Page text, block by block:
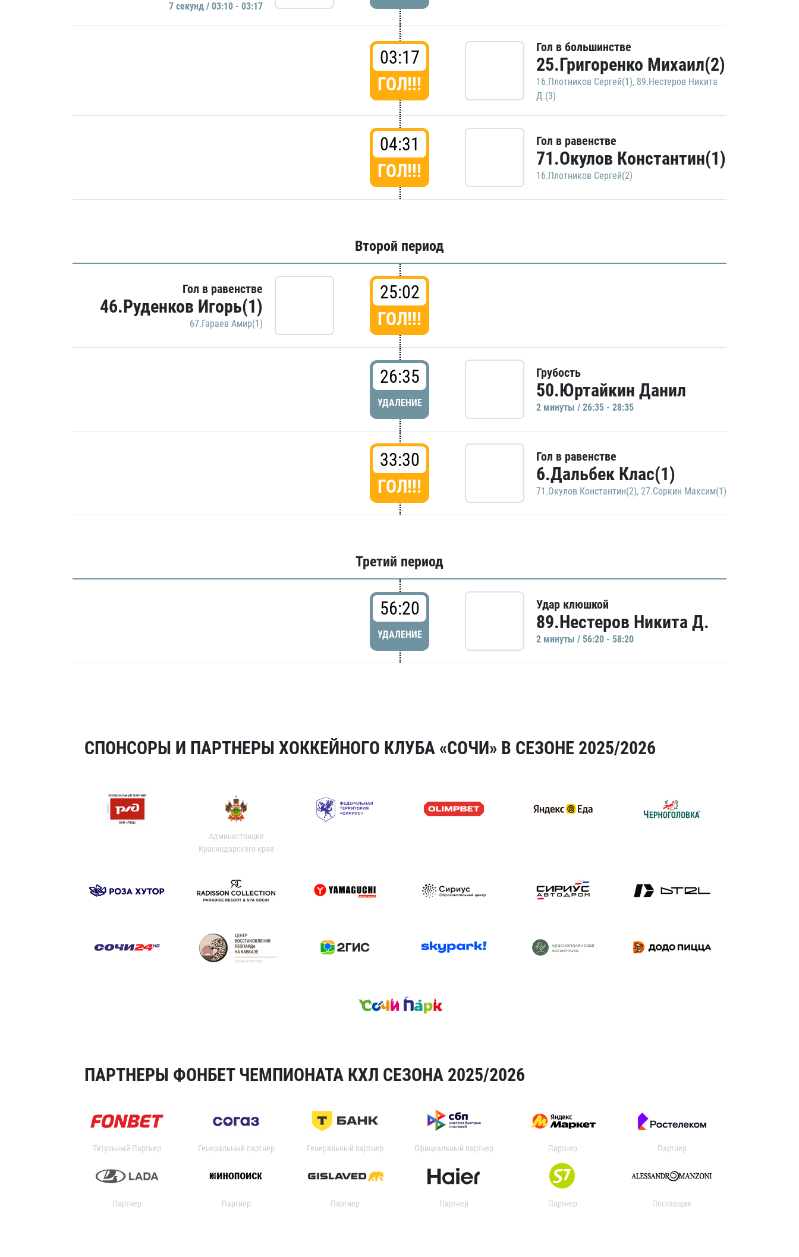
7 секунд / 03:10 - 03:17
03:17
ГОЛ!!!
Гол в большинстве
25.Григоренко Михаил(2)
16.Плотников Сергей(1), 89.Нестеров Никита
Д.(3)
04:31
ГОЛ!!!
Гол в равенстве
71.Окулов Константин(1)
16.Плотников Сергей(2)
Второй период
Гол в равенстве
46.Руденков Игорь(1)
67.Гараев Амир(1)
25:02
ГОЛ!!!
26:35
УДАЛЕНИЕ
Грубость
50.Юртайкин Данил
2 минуты / 26:35 - 28:35
33:30
ГОЛ!!!
Гол в равенстве
6.Дальбек Клас(1)
71.Окулов Константин(2), 27.Соркин Максим(1)
Третий период
56:20
УДАЛЕНИЕ
Удар клюшкой
89.Нестеров Никита Д.
2 минуты / 56:20 - 58:20
СПОНСОРЫ И ПАРТНЕРЫ ХОККЕЙНОГО КЛУБА «СОЧИ» В СЕЗОНЕ 2025/2026
Администрация
Краснодарского края
ПАРТНЕРЫ ФОНБЕТ ЧЕМПИОНАТА КХЛ СЕЗОНА 2025/2026
Титульный Партнер Генеральный партнер Генеральный партнер Официальный партнер Партнер Партнер
Партнер Партнер Партнер Партнер Партнер Поставщик